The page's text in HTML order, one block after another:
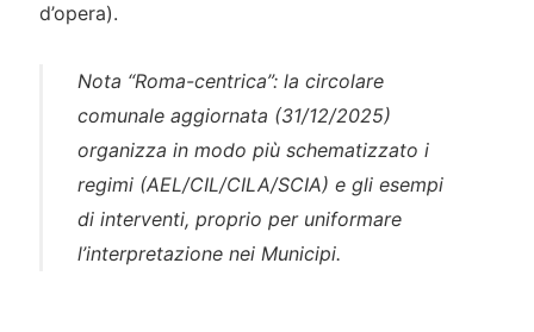
d’opera).
Nota “Roma-centrica”: la circolare
comunale aggiornata (31/12/2025)
organizza in modo più schematizzato i
regimi (AEL/CIL/CILA/SCIA) e gli esempi
di interventi, proprio per uniformare
l’interpretazione nei Municipi.